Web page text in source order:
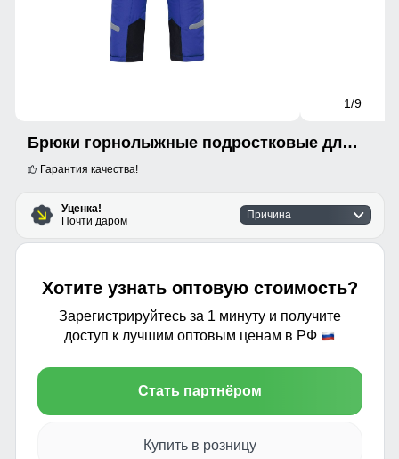
1/9
Брюки горнолыжные подростковые для мальчика УЦЕНКА синего цвета 0978S
Гарантия качества!
Уценка!
Почти даром
Причина
Хотите узнать оптовую стоимость?
Зарегистрируйтесь за 1 минуту и получите
доступ к лучшим оптовым ценам в РФ
Стать партнёром
Купить в розницу